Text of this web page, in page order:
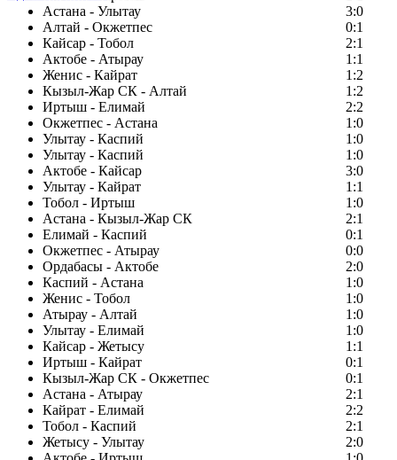
Астана - Улытау
3:0
Алтай - Окжетпес
0:1
Кайсар - Тобол
2:1
Актобе - Атырау
1:1
Женис - Кайрат
1:2
Кызыл-Жар СК - Алтай
1:2
Иртыш - Елимай
2:2
Окжетпес - Астана
1:0
Улытау - Каспий
1:0
Улытау - Каспий
1:0
Актобе - Кайсар
3:0
Улытау - Кайрат
1:1
Тобол - Иртыш
1:0
Астана - Кызыл-Жар СК
2:1
Елимай - Каспий
0:1
Окжетпес - Атырау
0:0
Ордабасы - Актобе
2:0
Каспий - Астана
1:0
Женис - Тобол
1:0
Атырау - Алтай
1:0
Улытау - Елимай
1:0
Кайсар - Жетысу
1:1
Иртыш - Кайрат
0:1
Кызыл-Жар СК - Окжетпес
0:1
Астана - Атырау
2:1
Кайрат - Елимай
2:2
Тобол - Каспий
2:1
Жетысу - Улытау
2:0